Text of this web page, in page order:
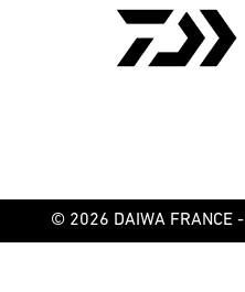
© 2026 DAIWA FRANCE -